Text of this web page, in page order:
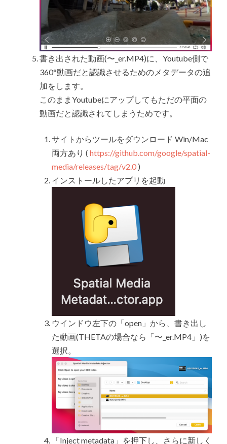
書き出された動画(〜_er.MP4)に、Youtube側で
360°動画だと認識させるためのメタデータの追
加をします。
このままYoutubeにアップしてもただの平面の
動画だと認識されてしまうためです。
サイトからツールをダウンロード Win/Mac
両方あり ( https://github.com/google/spatial-
media/releases/tag/v2.0 )
インストールしたアプリを起動
ウインドウ左下の「open」から、書き出し
た動画(THETAの場合なら「〜_er.MP4」)を
選択。
「Inject metadata」を押下し、さらに新しく